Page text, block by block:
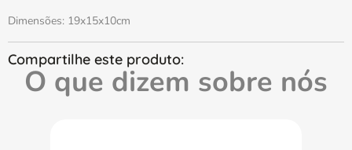
Dimensões: 19x15x10cm
O que dizem sobre nós